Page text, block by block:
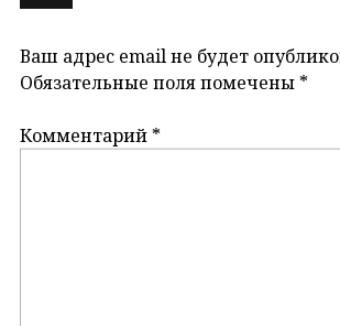
Ваш адрес email не будет
Обязательные поля помечены *
Комментарий *